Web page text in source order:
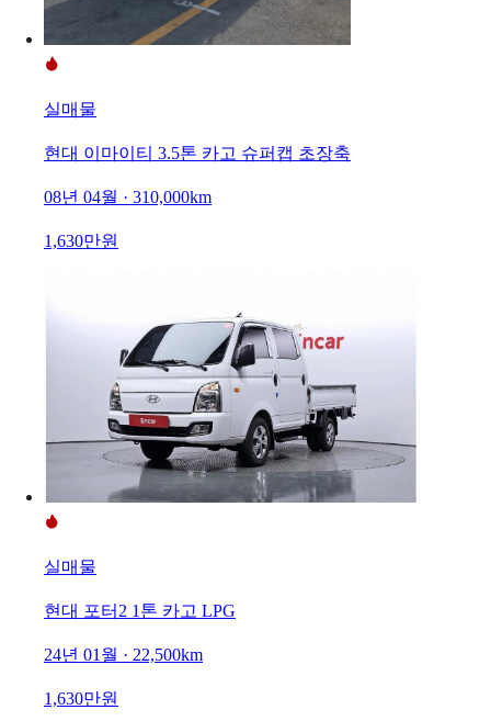
실매물
현대 이마이티 3.5톤 카고 슈퍼캡 초장축
08년 04월 · 310,000km
1,630만원
실매물
현대 포터2 1톤 카고 LPG
24년 01월 · 22,500km
1,630만원